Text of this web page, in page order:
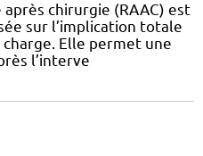
chirurgie (RAAC) est
sur l’implication totale
Elle permet une
l’interve